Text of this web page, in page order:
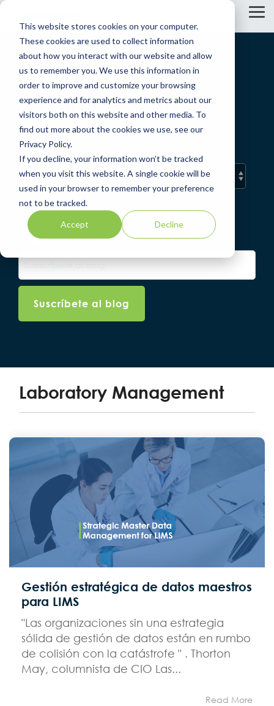
This website stores cookies on your computer.
These cookies are used to collect information
about how you interact with our website and allow
us to remember you. We use this information in
order to improve and customize your browsing
experience and for analytics and metrics about our
visitors both on this website and other media. To
find out more about the cookies we use, see our
Privacy Policy.
If you decline, your information won’t be tracked
when you visit this website. A single cookie will be
used in your browser to remember your preference
not to be tracked.
Accept Decline
Skip
main
EL MUNDO DE LIMS
Un blog de LabWare
CORREO*
Laboratory Management
Gestión estratégica de datos maestros
para LIMS
"Las organizaciones sin una estrategia
sólida de gestión de datos están en rumbo
de colisión con la catástrofe " . Thorton
May, columnista de CIO Las...
Read More